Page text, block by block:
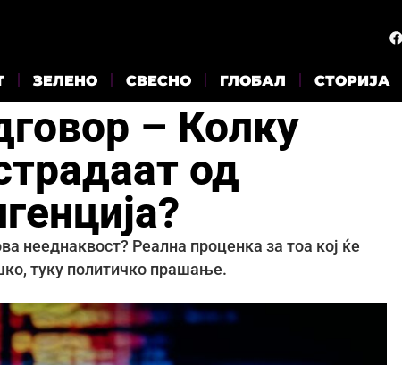
ЗЕЛЕНО СВЕСНО ГЛОБАЛ СТОРИЈА
– Колку
од
нееднаквост? Реална проценка за тоа кој ќе
туку политичко прашање.